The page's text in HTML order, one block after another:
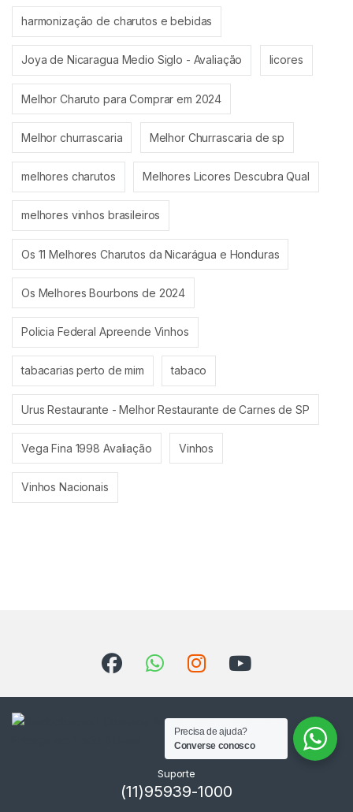
harmonização de charutos e bebidas
Joya de Nicaragua Medio Siglo - Avaliação licores
Melhor Charuto para Comprar em 2024
Melhor churrascaria Melhor Churrascaria de sp
melhores charutos Melhores Licores Descubra Qual
melhores vinhos brasileiros
Os 11 Melhores Charutos da Nicarágua e Honduras
Os Melhores Bourbons de 2024
Policia Federal Apreende Vinhos
tabacarias perto de mim tabaco
Urus Restaurante - Melhor Restaurante de Carnes de SP
Vega Fina 1998 Avaliação Vinhos
Vinhos Nacionais
Suporte
(11)95939-1000
Precisa de ajuda?
Converse conosco